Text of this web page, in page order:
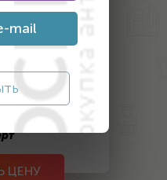
на оценку, в
свяжется наш
ЦЕНУ
mail